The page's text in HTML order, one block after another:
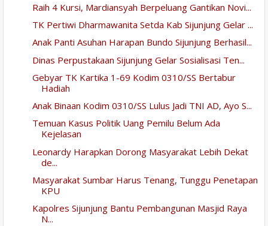
Raih 4 Kursi, Mardiansyah Berpeluang Gantikan Novi...
TK Pertiwi Dharmawanita Setda Kab Sijunjung Gelar ...
Anak Panti Asuhan Harapan Bundo Sijunjung Berhasil...
Dinas Perpustakaan Sijunjung Gelar Sosialisasi Ten...
Gebyar TK Kartika 1-69 Kodim 0310/SS Bertabur
Hadiah
Anak Binaan Kodim 0310/SS Lulus Jadi TNI AD, Ayo S...
Temuan Kasus Politik Uang Pemilu Belum Ada
Kejelasan
Leonardy Harapkan Dorong Masyarakat Lebih Dekat
de...
Masyarakat Sumbar Harus Tenang, Tunggu Penetapan
KPU
Kapolres Sijunjung Bantu Pembangunan Masjid Raya
N...